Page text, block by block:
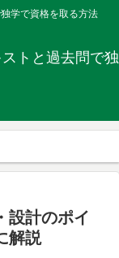
学で資格を取る方法
トと過去問で独
設計のポイ
解説